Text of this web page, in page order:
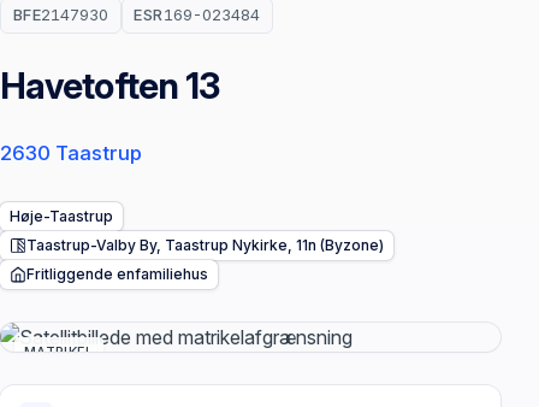
BFE2147930 ESR169-023484
Havetoften 13
2630 Taastrup
Høje-Taastrup
Taastrup-Valby By, Taastrup Nykirke, 11n (Byzone)
Fritliggende enfamiliehus
MATRIKEL